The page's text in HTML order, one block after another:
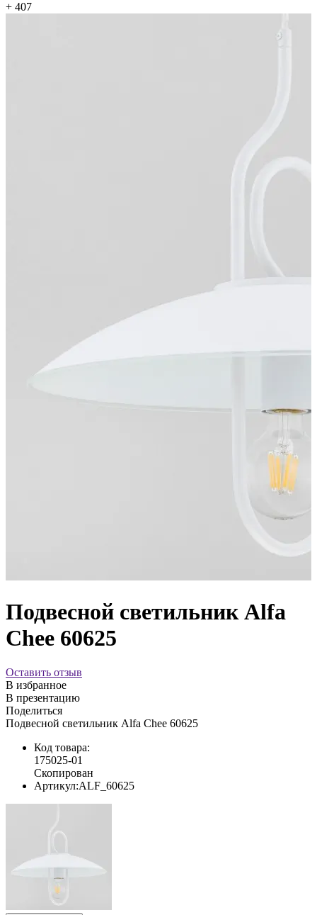
+ 407
Подвесной светильник Alfa
Chee 60625
Оставить отзыв
В избранное
В презентацию
Поделиться
Подвесной светильник Alfa Chee 60625
Код товара:
175025-01
Скопирован
Артикул:ALF_60625